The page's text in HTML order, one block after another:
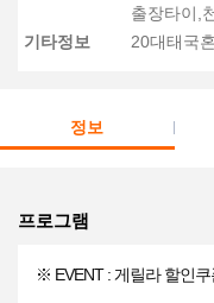
출장타이,
기타정보
20대태국
정보
프로그램
※ EVENT : 게릴라 할인쿠